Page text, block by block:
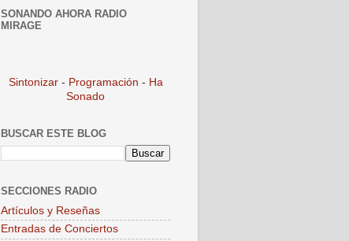
SONANDO AHORA RADIO
MIRAGE
Sintonizar - Programación - Ha
Sonado
BUSCAR ESTE BLOG
SECCIONES RADIO
Artículos y Reseñas
Entradas de Conciertos